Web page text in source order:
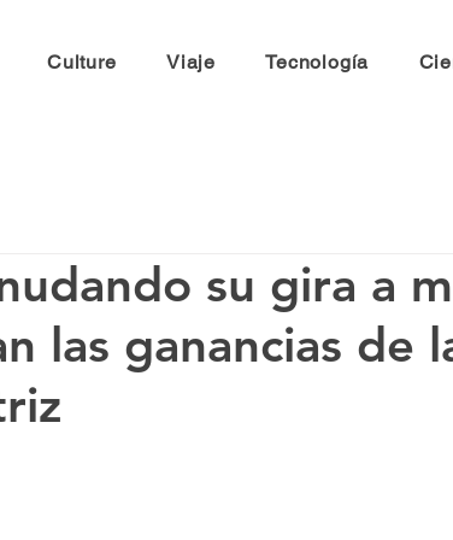
Culture Viaje Tecnología
su gira a
las ganancias de